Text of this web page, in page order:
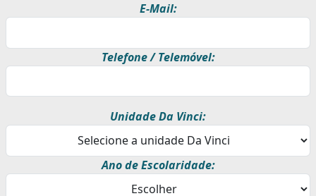
E-Mail:
Telefone / Telemóvel:
Unidade Da Vinci:
Ano de Escolaridade: